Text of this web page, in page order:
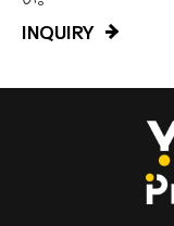
INQUIRY